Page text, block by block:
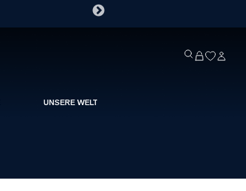
UNSERE WELT